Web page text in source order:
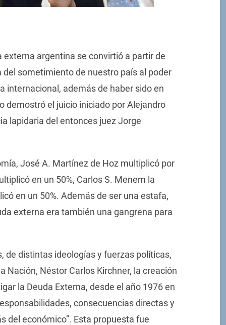
argentina se convirtió a partir de
sometimiento de nuestro país al poder
internacional, además de haber sido en
demostró el juicio iniciado por Alejandro
lapidaria del entonces juez Jorge
José A. Martínez de Hoz multiplicó por
en un 50%, Carlos S. Menem la
en un 50%. Además de ser una estafa,
externa era también una gangrena para
de distintas ideologías y fuerzas políticas,
Nación, Néstor Carlos Kirchner, la creación
la Deuda Externa, desde el año 1976 en
consecuencias directas y
del económico”. Esta propuesta fue